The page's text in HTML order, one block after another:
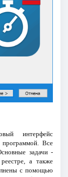
интерфейс
программой. Все
задачи -
а также
с помощью